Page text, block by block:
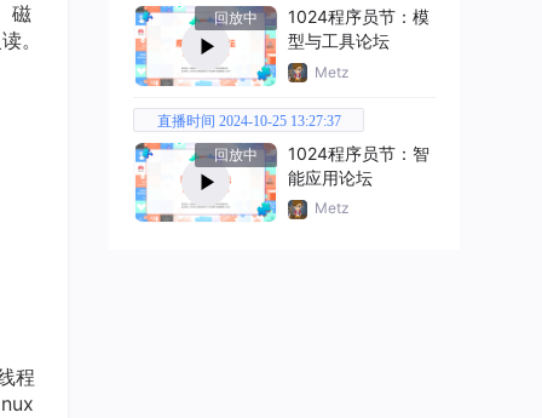
磁
。
程
回放中
1024程序员节：模
型与工具论坛
Metz
直播时间 2024-10-25 13:27:37
回放中
1024程序员节：智
能应用论坛
Metz